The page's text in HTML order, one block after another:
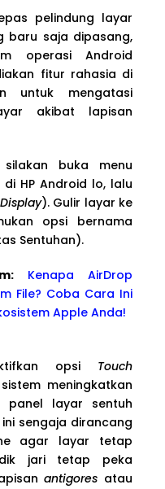
pelindung layar
baru saja dipasang,
operasi Android
fitur rahasia di
untuk mengatasi
akibat lapisan
buka menu
di HP Android lo, lalu
Display). Gulir layar ke
opsi bernama
Sentuhan).
Kenapa AirDrop
File? Coba Cara Ini
Apple Anda!
opsi Touch
meningkatkan
panel layar sentuh
sengaja dirancang
agar layar tetap
jari tetap peka
antigores atau